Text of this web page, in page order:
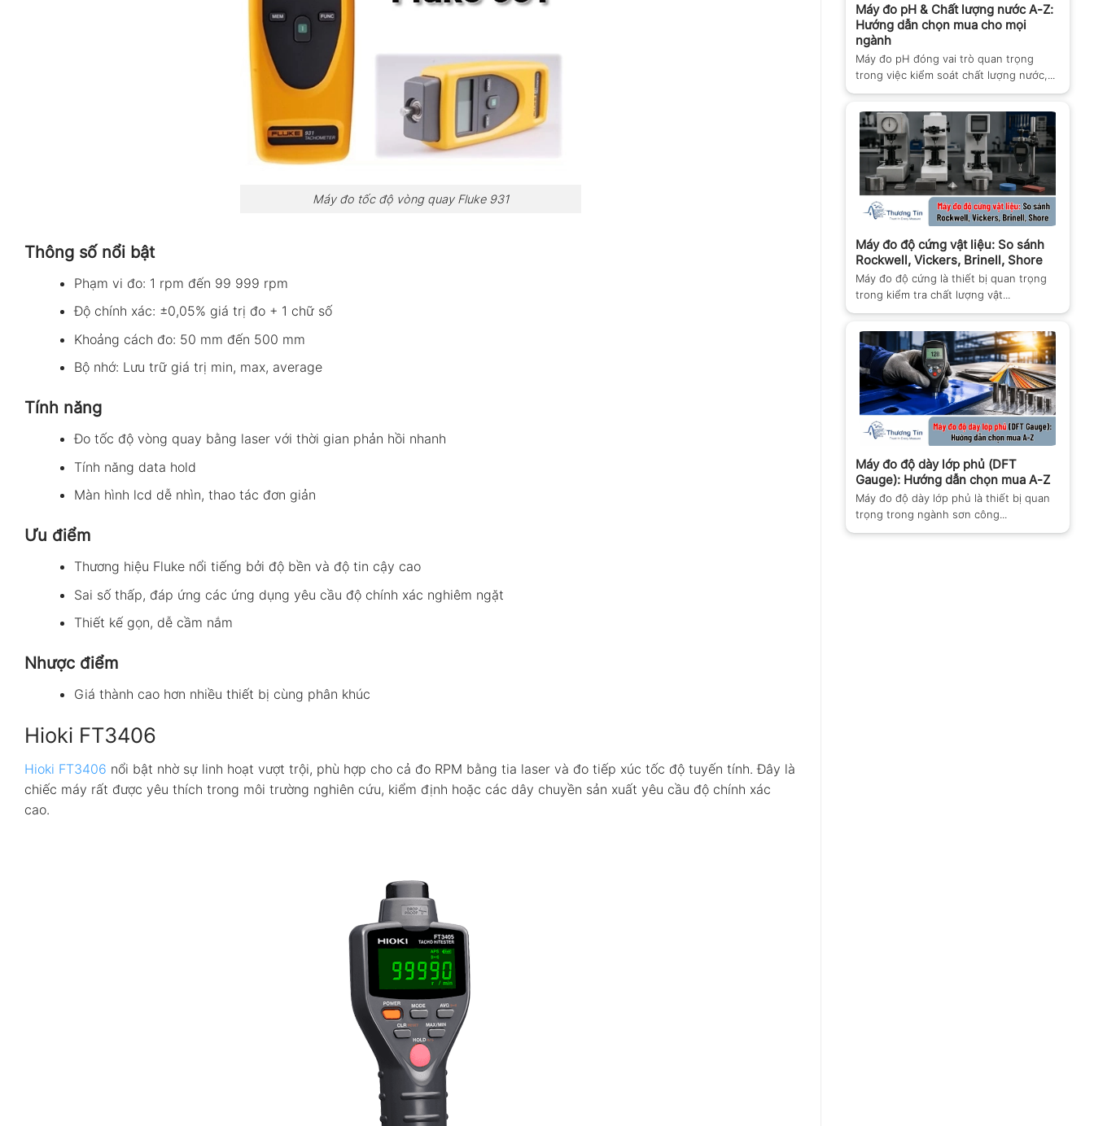
Máy đo tốc độ vòng quay Fluke 931
Thông số nổi bật
Phạm vi đo: 1 rpm đến 99 999 rpm
Độ chính xác: ±0,05% giá trị đo + 1 chữ số
Khoảng cách đo: 50 mm đến 500 mm
Bộ nhớ: Lưu trữ giá trị min, max, average
Tính năng
Đo tốc độ vòng quay bằng laser với thời gian phản hồi nhanh
Tính năng data hold
Màn hình lcd dễ nhìn, thao tác đơn giản
Ưu điểm
Thương hiệu Fluke nổi tiếng bởi độ bền và độ tin cậy cao
Sai số thấp, đáp ứng các ứng dụng yêu cầu độ chính xác nghiêm ngặt
Thiết kế gọn, dễ cầm nắm
Nhược điểm
Giá thành cao hơn nhiều thiết bị cùng phân khúc
Hioki FT3406
Hioki FT3406 nổi bật nhờ sự linh hoạt vượt trội, phù hợp cho cả đo RPM bằng tia laser và đo tiếp xúc tốc độ tuyến tính. Đây là
chiếc máy rất được yêu thích trong môi trường nghiên cứu, kiểm định hoặc các dây chuyền sản xuất yêu cầu độ chính xác
cao.
Máy đo pH & Chất lượng nước A-Z:
Hướng dẫn chọn mua cho mọi
ngành
Máy đo pH đóng vai trò quan trọng
trong việc kiểm soát chất lượng nước,...
Máy đo độ cứng vật liệu: So sánh
Rockwell, Vickers, Brinell, Shore
Máy đo độ cứng là thiết bị quan trọng
trong kiểm tra chất lượng vật...
Máy đo độ dày lớp phủ (DFT
Gauge): Hướng dẫn chọn mua A-Z
Máy đo độ dày lớp phủ là thiết bị quan
trọng trong ngành sơn công...